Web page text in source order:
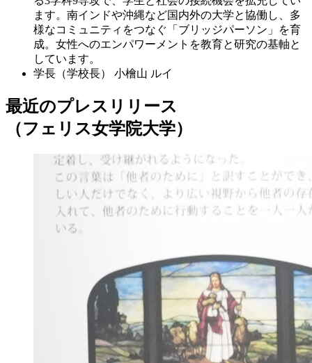
ます。南インドや沖縄など国内外の大学と協働し、多
様なコミュニティをつなぐ「ブリッジパーソン」を育
成。女性へのエンパワーメントを教育と研究の基軸と
しています。
学長（学校長）
小檜山 ルイ
最近のプレスリリース
（フェリス女学院大学）